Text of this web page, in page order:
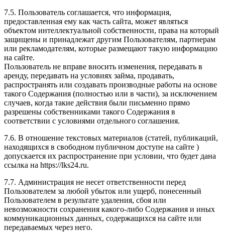
7.5. Пользователь соглашается, что информация,
предоставленная ему как часть сайта, может являться
объектом интеллектуальной собственности, права на который
защищены и принадлежат другим Пользователям, партнерам
или рекламодателям, которые размещают такую информацию
на сайте.
Пользователь не вправе вносить изменения, передавать в
аренду, передавать на условиях займа, продавать,
распространять или создавать производные работы на основе
такого Содержания (полностью или в части), за исключением
случаев, когда такие действия были письменно прямо
разрешены собственниками такого Содержания в
соответствии с условиями отдельного соглашения.
7.6. В отношение текстовых материалов (статей, публикаций,
находящихся в свободном публичном доступе на сайте )
допускается их распространение при условии, что будет дана
ссылка на https://lks24.ru.
7.7. Администрация не несет ответственности перед
Пользователем за любой убыток или ущерб, понесенный
Пользователем в результате удаления, сбоя или
невозможности сохранения какого-либо Содержания и иных
коммуникационных данных, содержащихся на сайте или
передаваемых через него.